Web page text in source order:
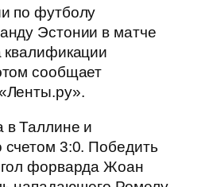
по футболу
Эстонии в матче
квалификации
сообщает
в Таллине и
3:0. Победить
гол форварда Жоан